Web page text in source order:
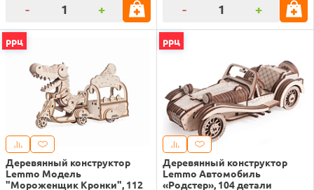
- + - +
ррц
Деревянный конструктор
Lemmo Модель
"Мороженщик Кронки", 112
ррц
Деревянный конструктор
Lemmo Автомобиль
«Родстер», 104 детали